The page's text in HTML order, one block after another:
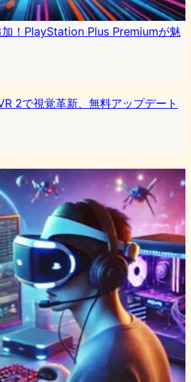
加！PlayStation Plus Premiumが魅
2で視覚革新、無料アップデート